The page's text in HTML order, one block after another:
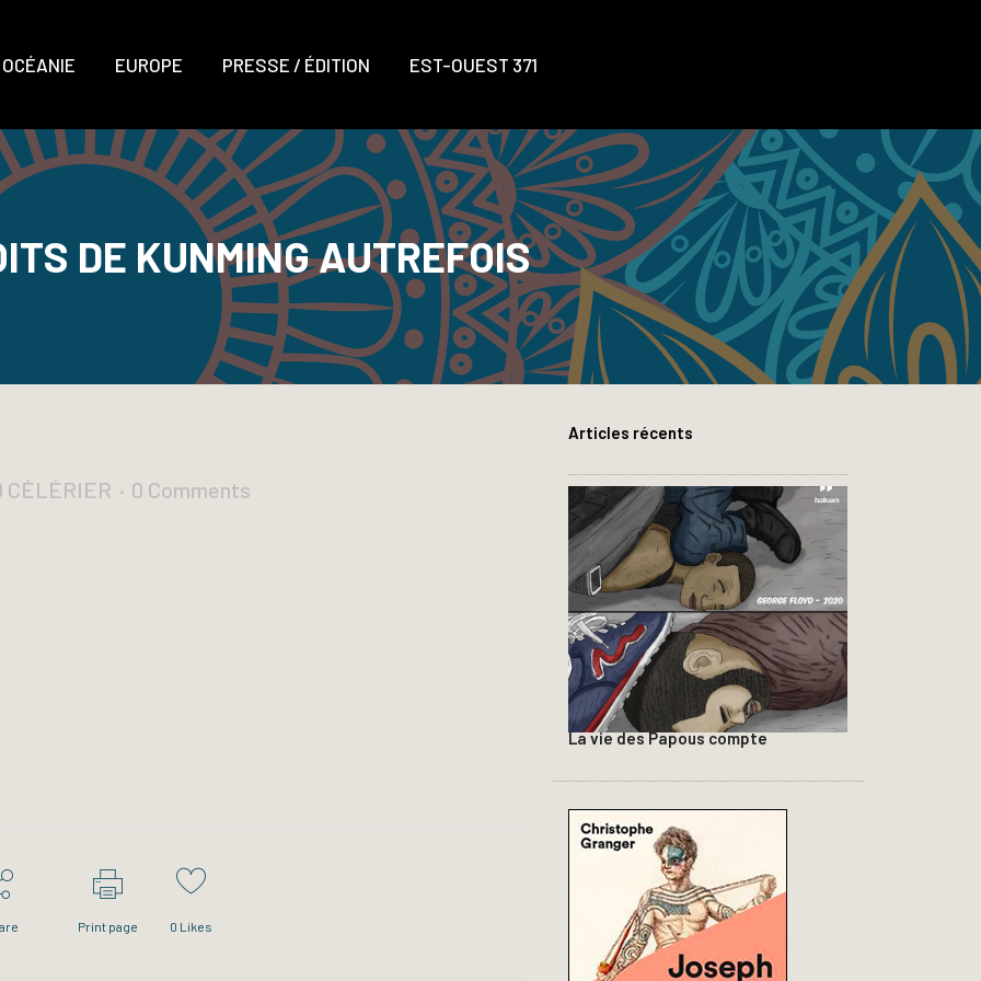
OCÉANIE EUROPE PRESSE / ÉDITION EST-OUEST 371
DE KUNMING AUTREFOIS
CÉLÉRIER 0 Comments
Print page 0 Likes
Articles récents
La vie des Papous compte